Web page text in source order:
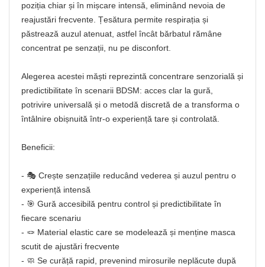
poziția chiar și în mișcare intensă, eliminând nevoia de
reajustări frecvente. Țesătura permite respirația și
păstrează auzul atenuat, astfel încât bărbatul rămâne
concentrat pe senzații, nu pe disconfort.
Alegerea acestei măști reprezintă concentrare senzorială și
predictibilitate în scenarii BDSM: acces clar la gură,
potrivire universală și o metodă discretă de a transforma o
întâlnire obișnuită într-o experiență tare și controlată.
Beneficii:
- 🎭 Crește senzațiile reducând vederea și auzul pentru o
experiență intensă
- 🎯 Gură accesibilă pentru control și predictibilitate în
fiecare scenariu
- 🪢 Material elastic care se modelează și menține masca
scutit de ajustări frecvente
- 🧼 Se curăță rapid, prevenind mirosurile neplăcute după